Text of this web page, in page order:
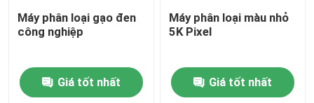
Máy phân loại gạo đen
công nghiệp
Giá tốt nhất
Máy phân loại màu nhỏ
5K Pixel
Giá tốt nhất